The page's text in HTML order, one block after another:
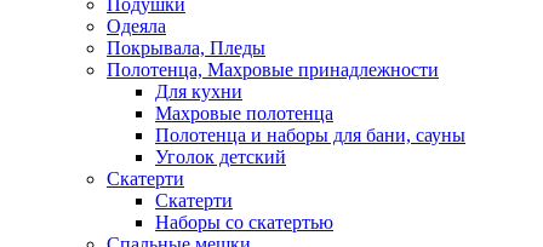
Подушки
Одеяла
Покрывала, Пледы
Полотенца, Махровые принадлежности
Для кухни
Махровые полотенца
Полотенца и наборы для бани, сауны
Уголок детский
Скатерти
Скатерти
Наборы со скатертью